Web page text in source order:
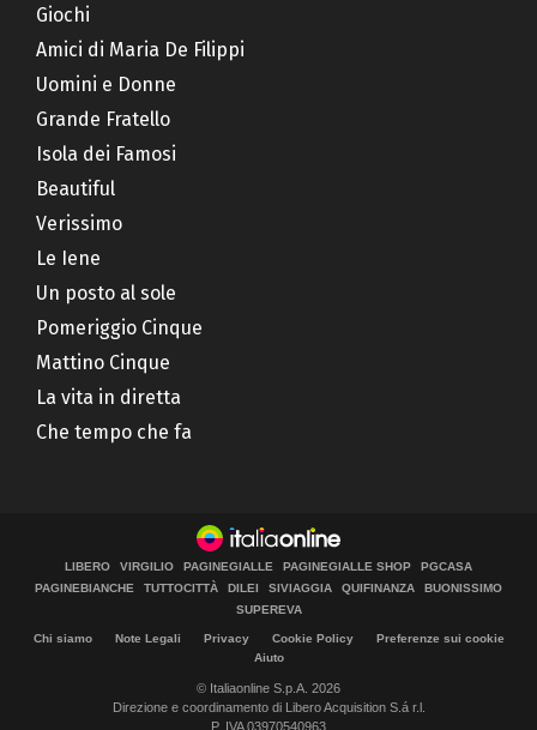
Giochi
Amici di Maria De Filippi
Uomini e Donne
Grande Fratello
Isola dei Famosi
Beautiful
Verissimo
Le Iene
Un posto al sole
Pomeriggio Cinque
Mattino Cinque
La vita in diretta
Che tempo che fa
LIBERO VIRGILIO PAGINEGIALLE PAGINEGIALLE SHOP
PGCASA
PAGINEBIANCHE
TUTTOCITTÀ DILEI SIVIAGGIA QUIFINANZA
BUONISSIMO
SUPEREVA
Chi siamo Note Legali Privacy Cookie Policy
Preferenze sui cookie
Aiuto
© Italiaonline S.p.A. 2026
Direzione e coordinamento di Libero Acquisition S.á r.l.
P. IVA 03970540963